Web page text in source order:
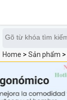
Home > Sản phẩm >